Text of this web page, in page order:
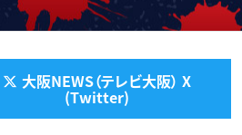
大阪NEWS（テレビ大阪） X
(Twitter)